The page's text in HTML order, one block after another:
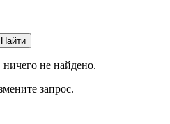
Найти
ничего не найдено.
запрос.